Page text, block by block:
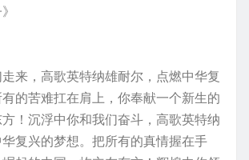
来，高歌英特纳雄耐尔，点燃中华复
的苦难扛在肩上，你奉献一个新生的
！沉浮中你和我们奋斗，高歌英特纳
复兴的梦想。把所有的真情握在手